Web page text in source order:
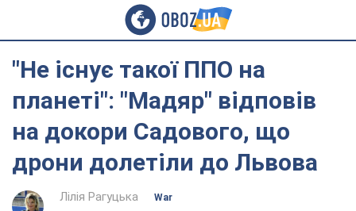
"Не існує такої ППО на
планеті": "Мадяр" відповів
на докори Садового, що
дрони долетіли до Львова
Лілія Рагуцька
War